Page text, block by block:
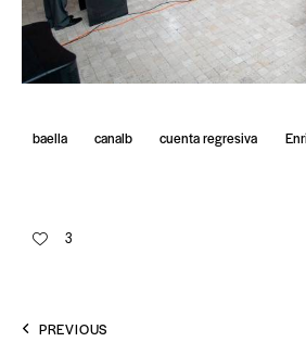
baella canalb cuenta regresiva
3
PREVIOUS